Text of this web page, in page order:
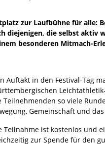
zur Laufbühne für
diejenigen, die selbst
besonderen Mitmach-
Auftakt in den Festival-Tag
Teilnehmenden so viele
Gemeinschaft und
Teilnahme ist kostenlos und
zur Spende für den